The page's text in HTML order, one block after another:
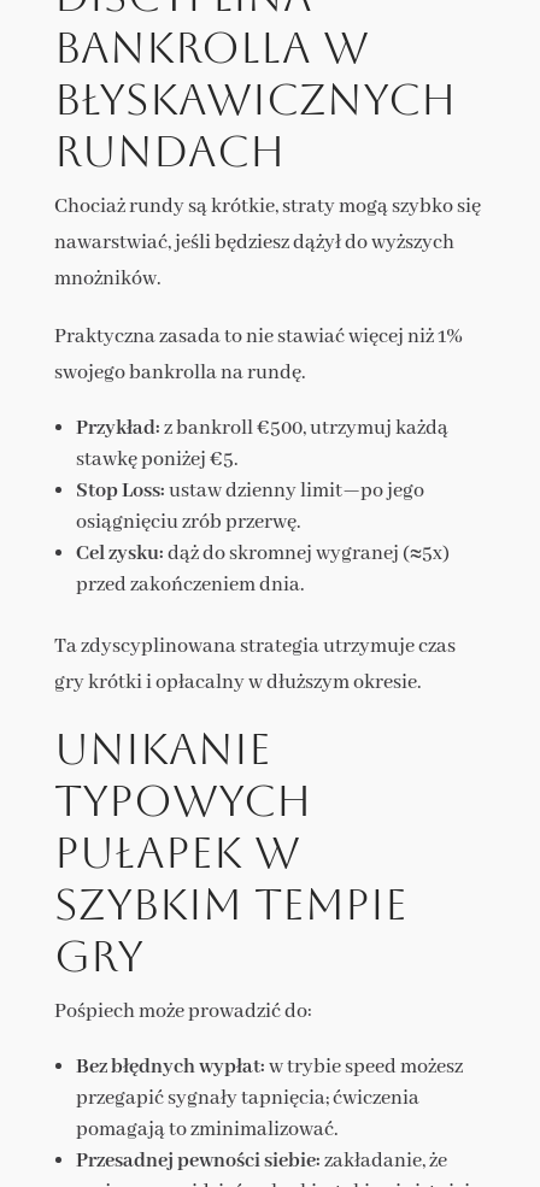
bankrolla w
błyskawicznych
rundach
Chociaż rundy są krótkie, straty mogą szybko się
nawarstwiać, jeśli będziesz dążył do wyższych
mnożników.
Praktyczna zasada to nie stawiać więcej niż 1%
swojego bankrolla na rundę.
Przykład:z bankroll €500, utrzymuj każdą
stawkę poniżej €5.
Stop Loss:ustaw dzienny limit—po jego
osiągnięciu zrób przerwę.
Cel zysku:dąż do skromnej wygranej (≈5x)
przed zakończeniem dnia.
Ta zdyscyplinowana strategia utrzymuje czas
gry krótki i opłacalny w dłuższym okresie.
Unikanie
typowych
pułapek w
szybkim tempie
gry
Pośpiech może prowadzić do:
Bez błędnych wypłat:w trybie speed możesz
przegapić sygnały tapnięcia; ćwiczenia
pomagają to zminimalizować.
Przesadnej pewności siebie:zakładanie, że